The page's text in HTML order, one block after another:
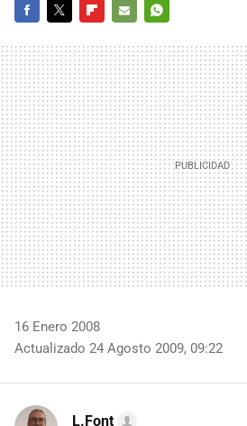
MAIL
16 Enero 2008
Actualizado 24 Agosto 2009, 09:22
L.Font